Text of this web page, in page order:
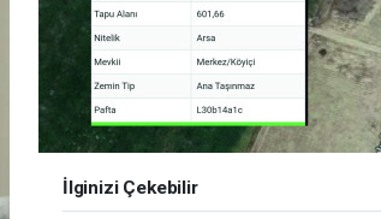
İlginizi Çekebilir